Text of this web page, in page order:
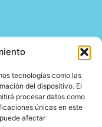
tecnologías como las
del dispositivo. El
procesar datos como
únicas en este
afectar
Pyramid